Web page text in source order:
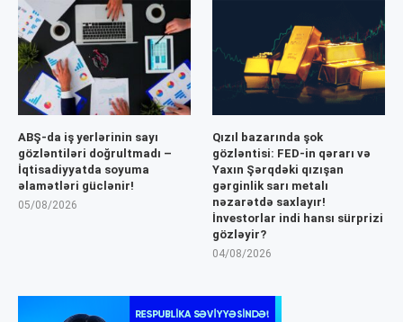
ABŞ-da iş yerlərinin sayı
gözləntiləri doğrultmadı –
İqtisadiyyatda soyuma
əlamətləri güclənir!
05/08/2026
Qızıl bazarında şok
gözləntisi: FED-in qərarı və
Yaxın Şərqdəki qızışan
gərginlik sarı metalı
nəzarətdə saxlayır!
İnvestorlar indi hansı sürprizi
gözləyir?
04/08/2026